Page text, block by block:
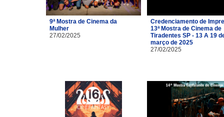
9ª Mostra de Cinema da
Mulher
27/02/2025
Credenciamento de
13ª Mostra de Cinema de
Tiradentes SP - 13 A 19
março de 2025
27/02/2025